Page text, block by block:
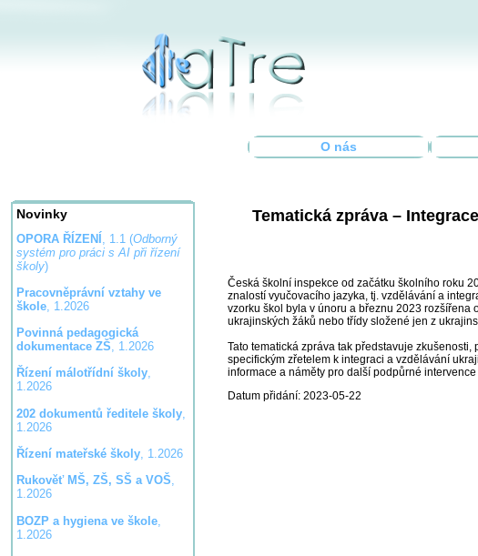
O nás
Novinky
OPORA ŘÍZENÍ , 1.1 (Odborný
systém pro práci s AI při řízení
školy)
Pracovněprávní vztahy ve
škole, 1.2026
Povinná pedagogická
dokumentace ZŠ, 1.2026
Řízení málotřídní školy,
1.2026
202 dokumentů ředitele školy,
1.2026
Řízení mateřské školy, 1.2026
Rukověť MŠ, ZŠ, SŠ a VOŠ,
1.2026
BOZP a hygiena ve škole,
1.2026
Tematická zpráva –
Česká školní inspekce od začátku školního roku
znalostí vyučovacího jazyka, tj. vzdělávání a
vzorku škol byla v únoru a březnu 2023 rozšířena
ukrajinských žáků nebo třídy složené jen z
Tato tematická zpráva tak představuje
specifickým zřetelem k integraci a vzdělávání
informace a náměty pro další podpůrné
Datum přidání: 2023-05-22